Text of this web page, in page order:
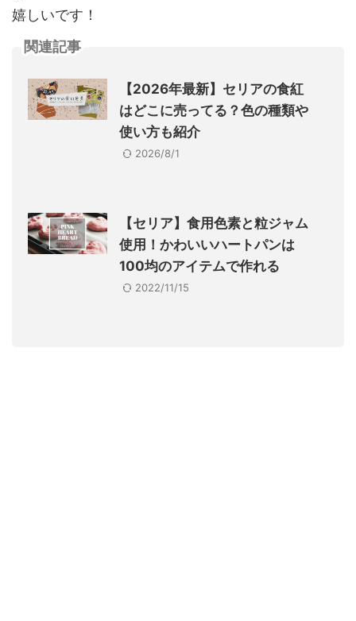
嬉しいです！
関連記事
【2026年最新】セリアの食紅
はどこに売ってる？色の種類や
使い方も紹介
2026/8/1
【セリア】食用色素と粒ジャム
使用！かわいいハートパンは
100均のアイテムで作れる
2022/11/15